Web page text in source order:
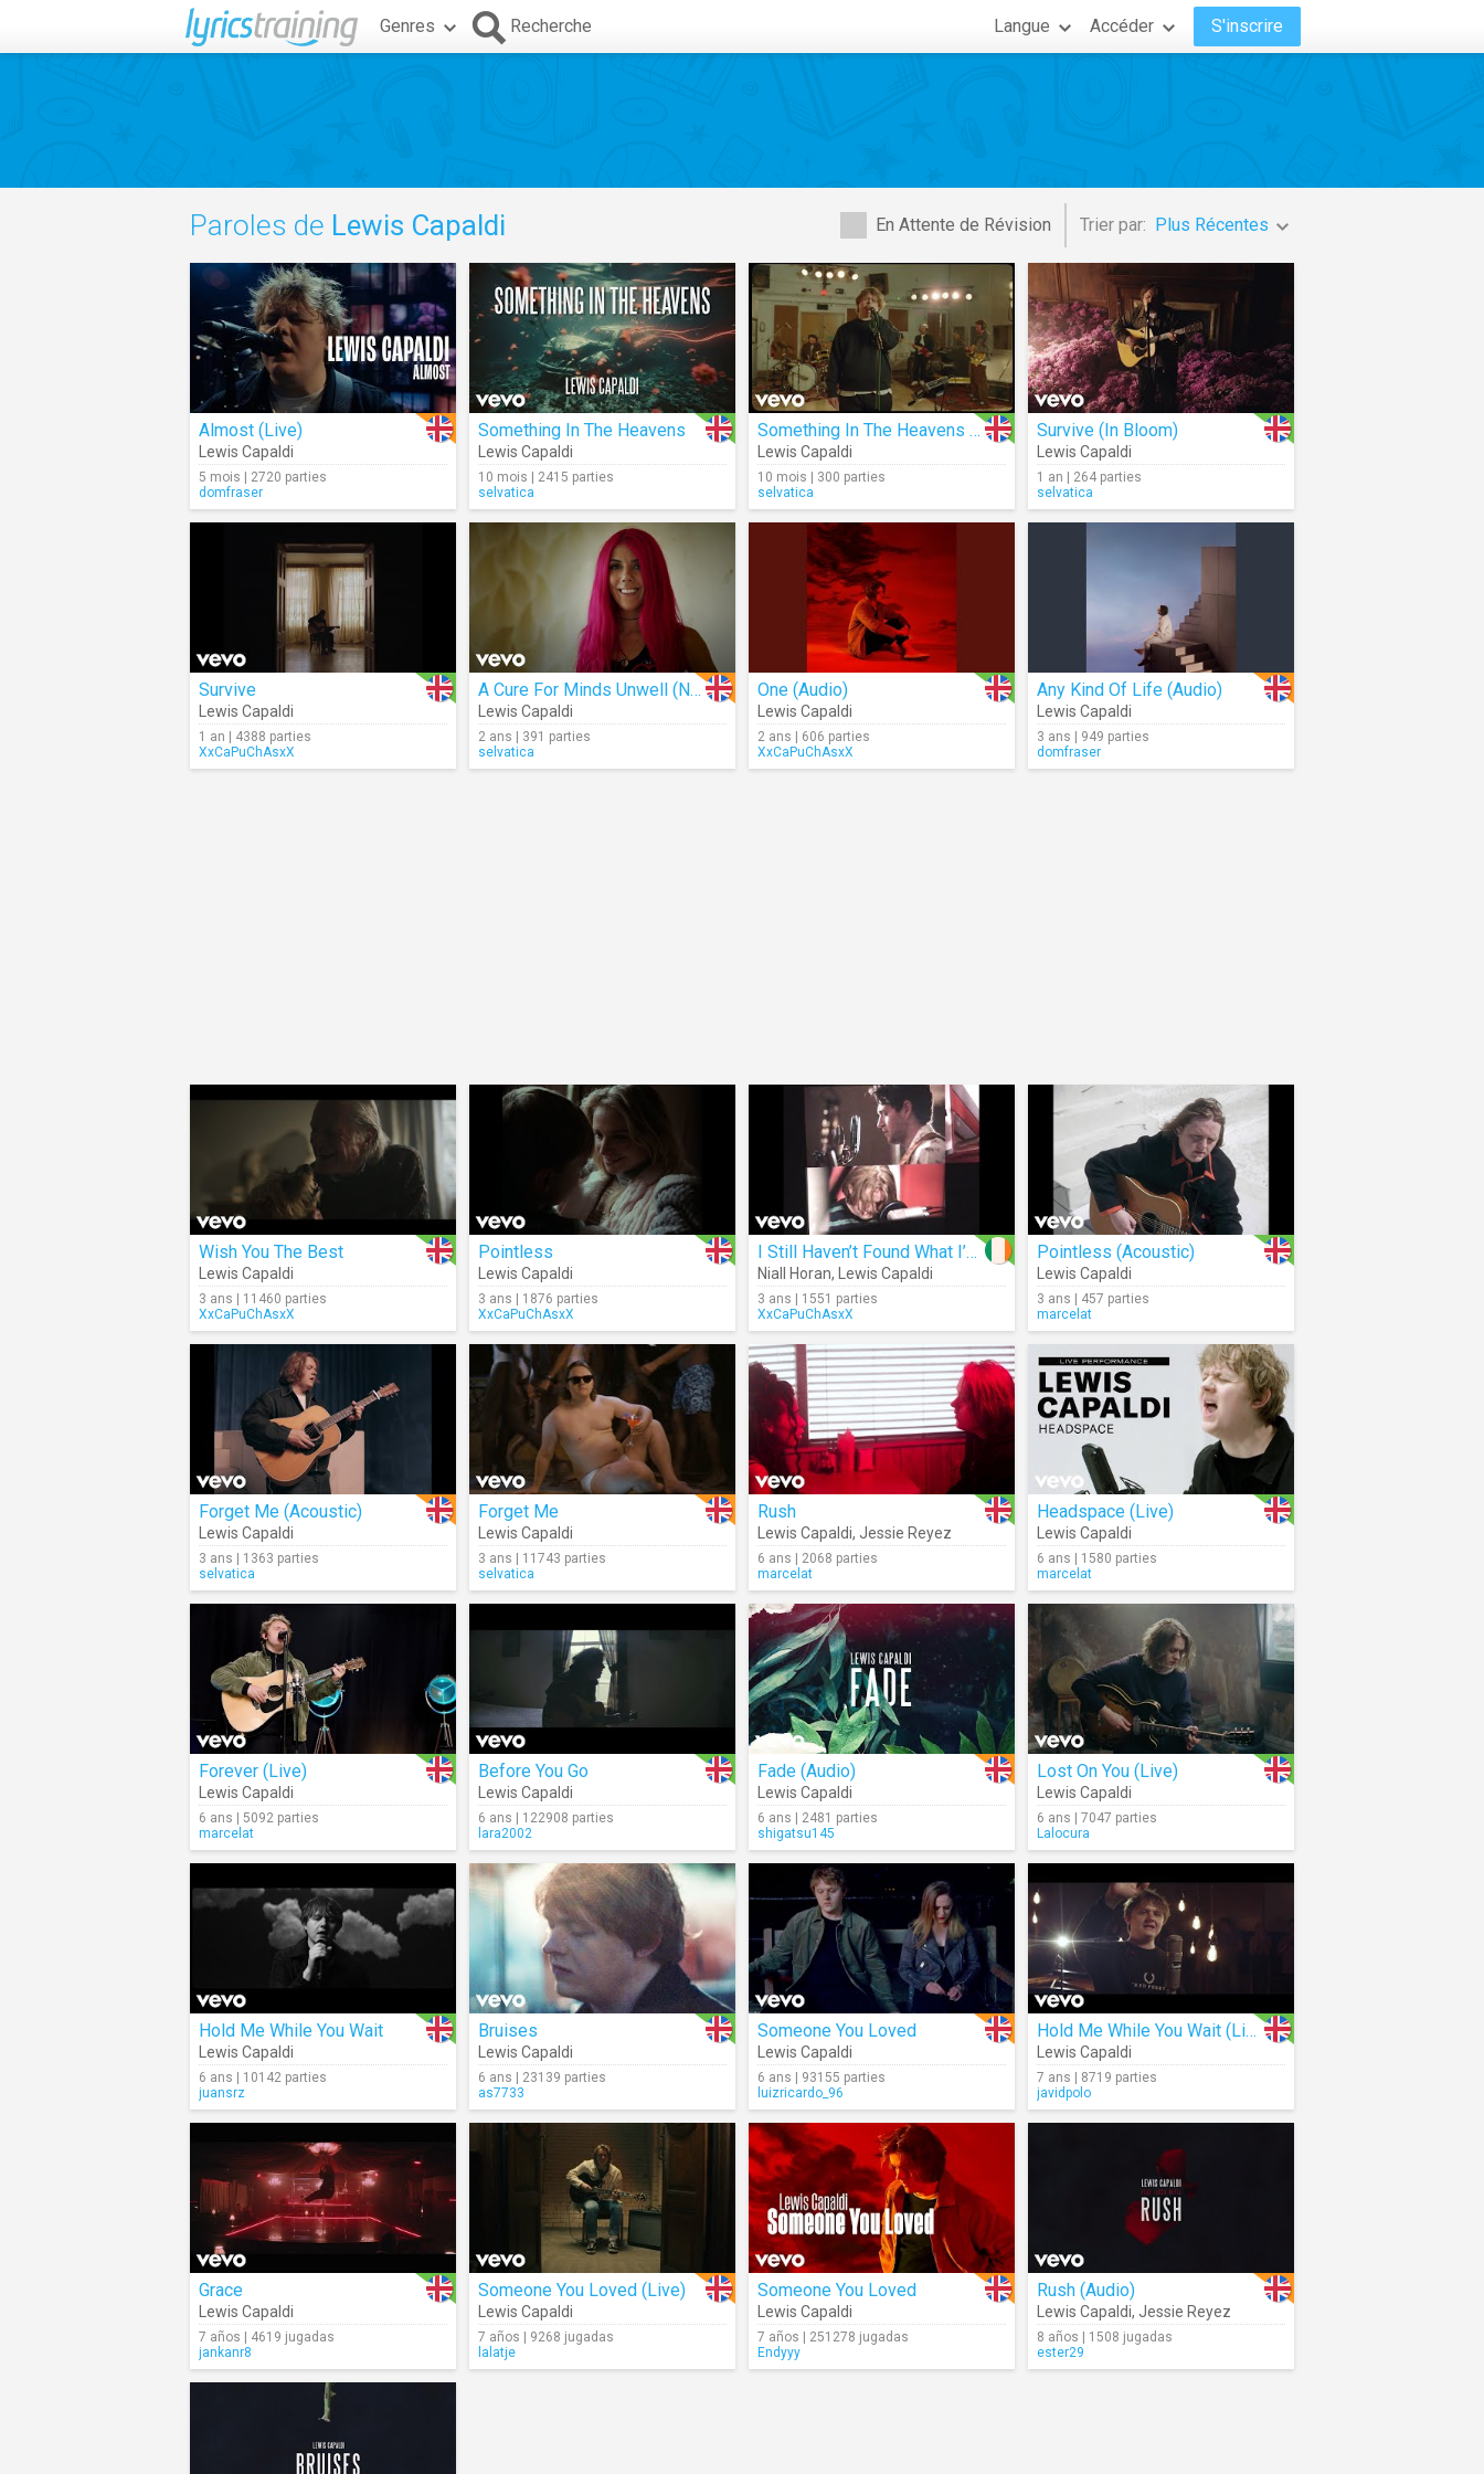
Genres Recherche Langue Accéder S'inscrire
En Attente de Révision Trier par: Plus Récentes
Paroles de Lewis Capaldi
Almost (Live)
Lewis Capaldi
5 mois | 2720 parties
domfraser
Something In The Heavens
Lewis Capaldi
10 mois | 2415 parties
selvatica
Something In The Heavens (Live)
Lewis Capaldi
10 mois | 300 parties
selvatica
Survive (In Bloom)
Lewis Capaldi
1 an | 264 parties
selvatica
Survive
Lewis Capaldi
1 an | 4388 parties
XxCaPuChAsxX
A Cure For Minds Unwell (Naima’s Story)
Lewis Capaldi
2 ans | 391 parties
selvatica
One (Audio)
Lewis Capaldi
2 ans | 606 parties
XxCaPuChAsxX
Any Kind Of Life (Audio)
Lewis Capaldi
3 ans | 949 parties
domfraser
Wish You The Best
Lewis Capaldi
3 ans | 11460 parties
XxCaPuChAsxX
Pointless
Lewis Capaldi
3 ans | 1876 parties
XxCaPuChAsxX
I Still Haven’t Found What I’m Looking For (Cover)
Niall Horan, Lewis Capaldi
3 ans | 1551 parties
XxCaPuChAsxX
Pointless (Acoustic)
Lewis Capaldi
3 ans | 457 parties
marcelat
Forget Me (Acoustic)
Lewis Capaldi
3 ans | 1363 parties
selvatica
Forget Me
Lewis Capaldi
3 ans | 11743 parties
selvatica
Rush
Lewis Capaldi, Jessie Reyez
6 ans | 2068 parties
marcelat
Headspace (Live)
Lewis Capaldi
6 ans | 1580 parties
marcelat
Forever (Live)
Lewis Capaldi
6 ans | 5092 parties
marcelat
Before You Go
Lewis Capaldi
6 ans | 122908 parties
lara2002
Fade (Audio)
Lewis Capaldi
6 ans | 2481 parties
shigatsu145
Lost On You (Live)
Lewis Capaldi
6 ans | 7047 parties
Lalocura
Hold Me While You Wait
Lewis Capaldi
6 ans | 10142 parties
juansrz
Bruises
Lewis Capaldi
6 ans | 23139 parties
as7733
Someone You Loved
Lewis Capaldi
6 ans | 93155 parties
luizricardo_96
Hold Me While You Wait (Live)
Lewis Capaldi
7 ans | 8719 parties
javidpolo
Grace
Lewis Capaldi
7 años | 4619 jugadas
jankanr8
Someone You Loved (Live)
Lewis Capaldi
7 años | 9268 jugadas
lalatje
Someone You Loved
Lewis Capaldi
7 años | 251278 jugadas
Endyyy
Rush (Audio)
Lewis Capaldi, Jessie Reyez
8 años | 1508 jugadas
ester29